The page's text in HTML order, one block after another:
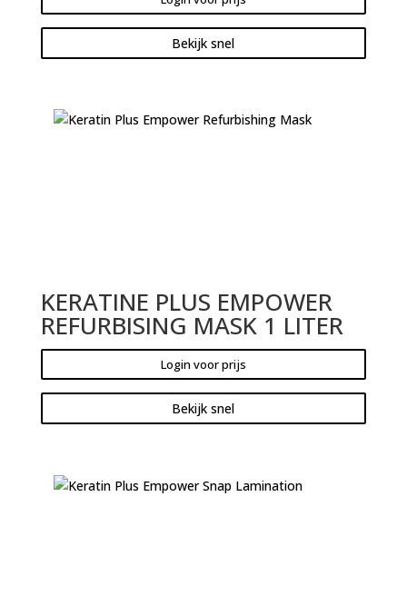
Bekijk snel
KERATINE PLUS EMPOWER
REFURBISING MASK 1 LITER
Login voor prijs
Bekijk snel